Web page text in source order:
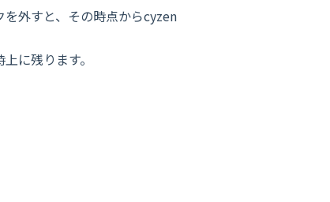
外すと、その時点からcyzen
に残ります。